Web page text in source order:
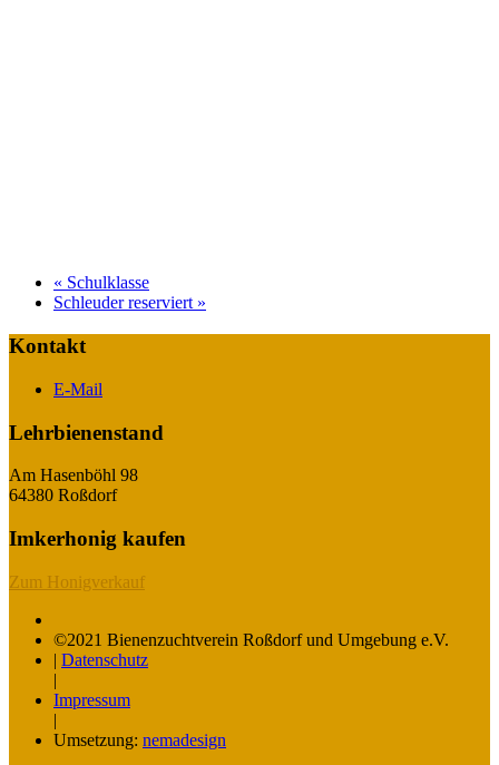
« Schulklasse
Schleuder reserviert »
Kontakt
E-Mail
Lehrbienenstand
Am Hasenböhl 98
64380 Roßdorf
Imkerhonig kaufen
Zum Honigverkauf
©2021 Bienenzuchtverein Roßdorf und Umgebung e.V.
| Datenschutz
|
Impressum
|
Umsetzung: nemadesign